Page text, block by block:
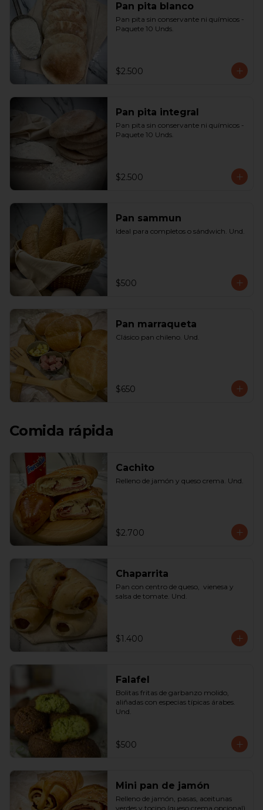
Pan pita blanco
Pan pita sin conservante ni químicos -
Paquete 10 Unds.
$2.500
Pan pita integral
Pan pita sin conservante ni químicos -
Paquete 10 Unds.
$2.500
Pan sammun
Ideal para completos o sándwich. Und.
$500
Pan marraqueta
Clásico pan chileno. Und.
$650
Comida rápida
Cachito
Relleno de jamón y queso crema. Und.
$2.700
Chaparrita
Pan con centro de queso,  vienesa y
salsa de tomate. Und.
$1.400
Falafel
Bolitas fritas de garbanzo molido,
aliñadas con especias típicas árabes.
Und.
$500
Mini pan de jamón
Relleno de jamón, pasas, aceitunas
verdes y tocino (queso crema opcional)